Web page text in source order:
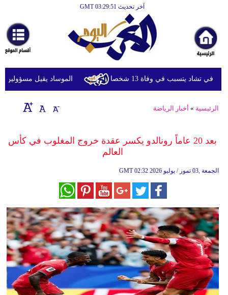
آخر تحديث GMT 03:29:51
أخبارعاجلة
رياضة
ثقافة
إقتصاد
وموسيقى
سياحة
وسفر
ديكور
أخبار
الموساد يقيل مسؤولين تشاد يتسبب في وفاة 13 شخصا
الرئيسية » أخبار الرياضة
بعد 20 عاماً رونالدو يكسر عقدة خروج المغلوب في كأس
العالم
GMT 02:32 2026 الجمعة ,03 تموز / يوليو